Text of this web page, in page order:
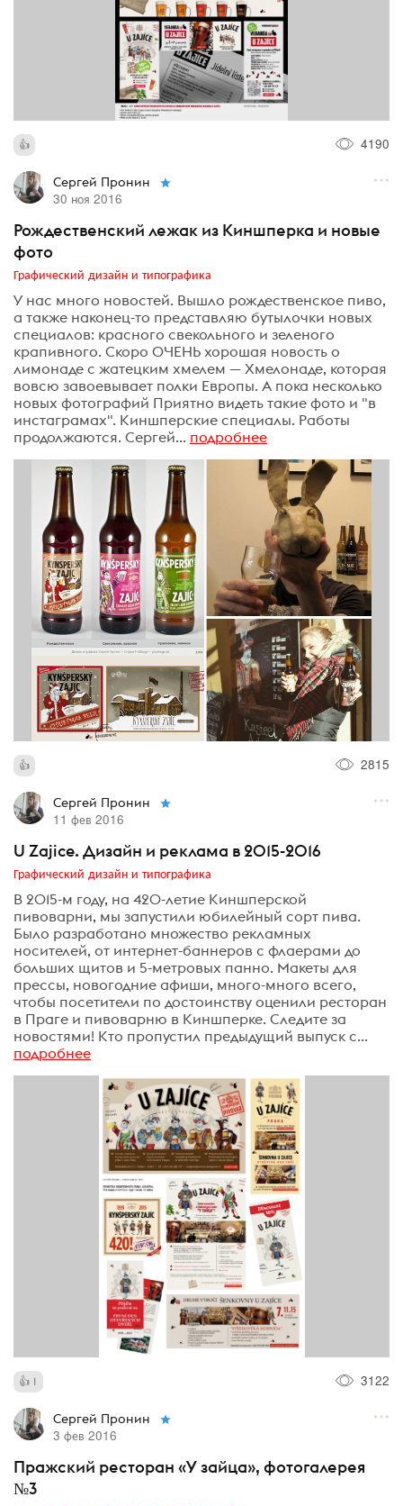
4190
Сергей Пронин
30 ноя 2016
Рождественский лежак из Киншперка и новые
фото
Графический дизайн и типографика
У нас много новостей. Вышло рождественское пиво,
а также наконец-то представляю бутылочки новых
специалов: красного свекольного и зеленого
крапивного. Скоро ОЧЕНЬ хорошая новость о
лимонаде с жатецким хмелем — Хмелонаде, которая
вовсю завоевывает полки Европы. А пока несколько
новых фотографий Приятно видеть такие фото и "в
инстаграмах". Киншперские специалы. Работы
продолжаются. Сергей... подробнее
2815
Сергей Пронин
11 фев 2016
U Zajice. Дизайн и реклама в 2015-2016
Графический дизайн и типографика
В 2015-м году, на 420-летие Киншперской
пивоварни, мы запустили юбилейный сорт пива.
Было разработано множество рекламных
носителей, от интернет-баннеров с флаерами до
больших щитов и 5-метровых панно. Макеты для
прессы, новогодние афиши, много-много всего,
чтобы посетители по достоинству оценили ресторан
в Праге и пивоварню в Киншперке. Следите за
новостями! Кто пропустил предыдущий выпуск с...
подробнее
1 3122
Сергей Пронин
3 фев 2016
Пражский ресторан «У зайца», фотогалерея
№3